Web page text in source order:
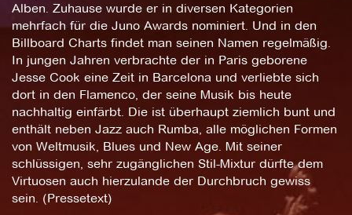
Alben. Zuhause wurde er in diversen Kategorien
mehrfach für die Juno Awards nominiert. Und in den
Billboard Charts findet man seinen Namen regelmäßig.
In jungen Jahren verbrachte der in Paris geborene
Jesse Cook eine Zeit in Barcelona und verliebte sich
dort in den Flamenco, der seine Musik bis heute
nachhaltig einfärbt. Die ist überhaupt ziemlich bunt und
enthält neben Jazz auch Rumba, alle möglichen Formen
von Weltmusik, Blues und New Age. Mit seiner
schlüssigen, sehr zugänglichen Stil-Mixtur dürfte dem
Virtuosen auch hierzulande der Durchbruch gewiss
sein. (Pressetext)